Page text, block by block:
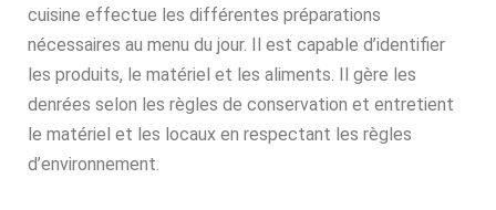
cuisine effectue les différentes préparations
nécessaires au menu du jour. Il est capable d’identifier
les produits, le matériel et les aliments. Il gère les
denrées selon les règles de conservation et entretient
le matériel et les locaux en respectant les règles
d’environnement.